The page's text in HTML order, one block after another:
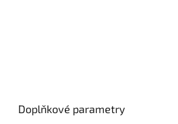
Doplňkové parametry